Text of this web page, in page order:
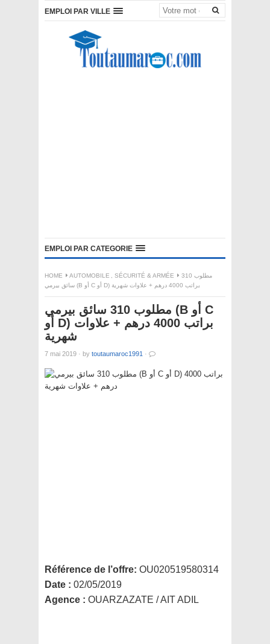
EMPLOI PAR VILLE
EMPLOI PAR CATEGORIE
HOME AUTOMOBILE , SÉCURITÉ & ARMÉE
مطلوب 310
سائق بيرمي (B أو C أو D) براتب 4000 درهم + علاوات شهرية
مطلوب 310 سائق بيرمي (B أو C
أو D) براتب 4000 درهم + علاوات
شهرية
7 mai 2019 · by toutaumaroc1991 ·
Référence de l’offre: OU020519580314
Date : 02/05/2019
Agence : OUARZAZATE / AIT ADIL